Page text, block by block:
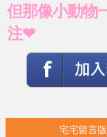
但那像小動物
注❤
宅宅留言版